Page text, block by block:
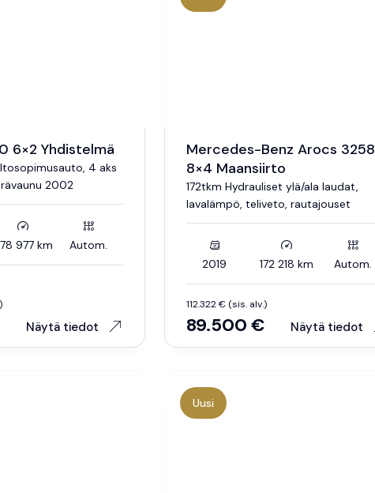
6×2 Yhdistelmä
4 aks
2002
977 km Autom.
Näytä tiedot
Mercedes-Benz Arocs 3258
8×4 Maansiirto
172tkm Hydrauliset ylä/ala laudat,
lavalämpö, teliveto, rautajouset
2019 172 218 km Autom.
112.322 € (sis. alv.)
89.500 € Näytä tiedot
Uusi